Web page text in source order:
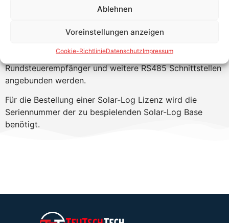
Ablehnen
Voreinstellungen anzeigen
Cookie-RichtlinieDatenschutzImpressum
kompakter Bauform und Hutschienenmontage findet
diesem Software-Upgrade sind bei gleicher Hardware
Zusatzmodule kann die Direktvermarktung,
Rundsteuerempfänger und weitere RS485 Schnittstellen
angebunden werden.
Für die Bestellung einer Solar-Log Lizenz wird die
Seriennummer der zu bespielenden Solar-Log Base
benötigt.